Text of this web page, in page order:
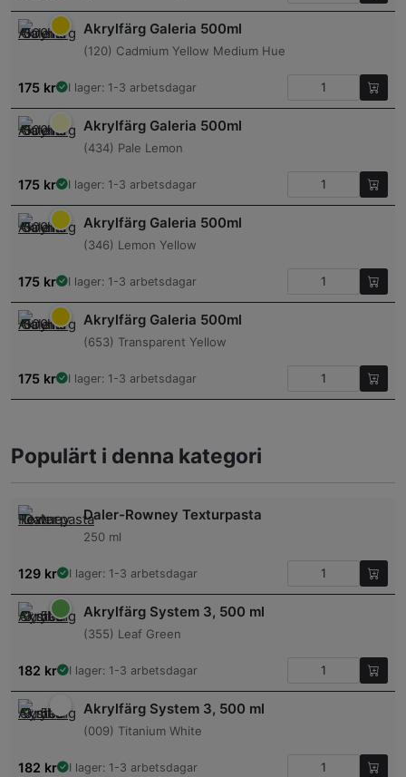
Akrylfärg Galeria 500ml
(120) Cadmium Yellow Medium Hue
175 kr I lager: 1-3 arbetsdagar
Akrylfärg Galeria 500ml
(434) Pale Lemon
175 kr I lager: 1-3 arbetsdagar
Akrylfärg Galeria 500ml
(346) Lemon Yellow
175 kr I lager: 1-3 arbetsdagar
Akrylfärg Galeria 500ml
(653) Transparent Yellow
175 kr I lager: 1-3 arbetsdagar
Populärt i denna kategori
Daler-Rowney Texturpasta
250 ml
129 kr I lager: 1-3 arbetsdagar
Akrylfärg System 3, 500 ml
(355) Leaf Green
182 kr I lager: 1-3 arbetsdagar
Akrylfärg System 3, 500 ml
(009) Titanium White
182 kr I lager: 1-3 arbetsdagar